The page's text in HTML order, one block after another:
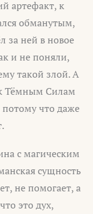
артефакт, к
обманутым,
за ней в новое
и не поняли,
такой злой. А
Тёмным Силам
потому что даже
с магическим
сущность
не помогает, а
это дух,